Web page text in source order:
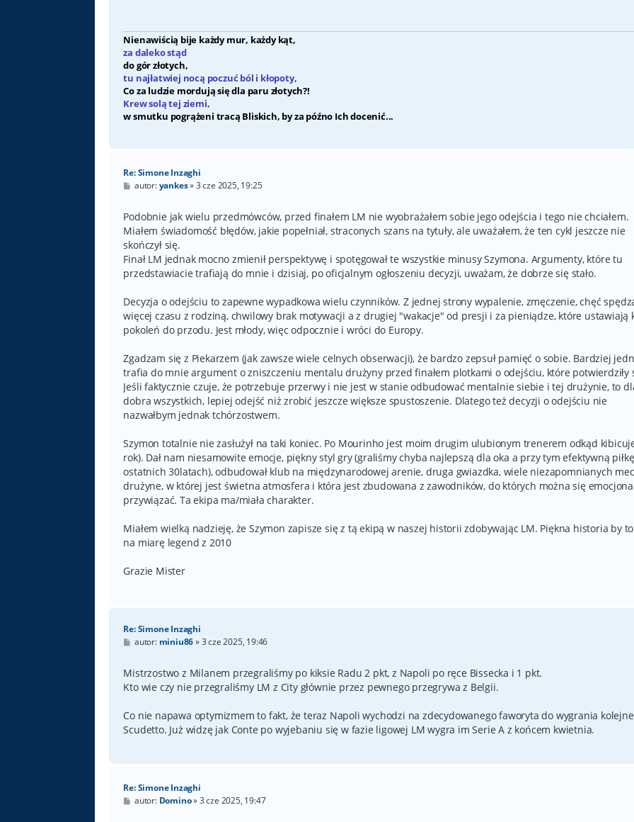
Nienawiścią bije każdy mur, każdy kąt,
za daleko stąd
do gór złotych,
tu najłatwiej nocą poczuć ból i kłopoty,
Co za ludzie mordują się dla paru złotych?!
Krew solą tej ziemi,
w smutku pogrążeni tracą Bliskich, by za późno Ich docenić...
Re: Simone Inzaghi
P
t
autor:yankes»3 cze 2025, 19:25
Podobnie jak wielu przedmówców, przed finałem LM nie wyobrażałem sobie jego odejścia i tego nie chciałem.
Miałem świadomość błędów, jakie popełniał, straconych szans na tytuły, ale uważałem, że ten cykl jeszcze nie
skończył się.
Finał LM jednak mocno zmienił perspektywę i spotęgował te wszystkie minusy Szymona. Argumenty, które tu
przedstawiacie trafiają do mnie i dzisiaj, po oficjalnym ogłoszeniu decyzji, uważam, że dobrze się stało.
Decyzja o odejściu to zapewne wypadkowa wielu czynników. Z jednej strony wypalenie, zmęczenie, chęć
więcej czasu z rodziną, chwilowy brak motywacji a z drugiej "wakacje" od presji i za pieniądze, które ustawiają
pokoleń do przodu. Jest młody, więc odpocznie i wróci do Europy.
Zgadzam się z Piekarzem (jak zawsze wiele celnych obserwacji), że bardzo zepsuł pamięć o sobie. Bardziej
trafia do mnie argument o zniszczeniu mentalu drużyny przed finałem plotkami o odejściu, które potwierdziły
Jeśli faktycznie czuje, że potrzebuje przerwy i nie jest w stanie odbudować mentalnie siebie i tej drużynie, to
dobra wszystkich, lepiej odejść niż zrobić jeszcze większe spustoszenie. Dlatego też decyzji o odejściu nie
nazwałbym jednak tchórzostwem.
Szymon totalnie nie zasłużył na taki koniec. Po Mourinho jest moim drugim ulubionym trenerem odkąd
rok). Dał nam niesamowite emocje, piękny styl gry (graliśmy chyba najlepszą dla oka a przy tym efektywną
ostatnich 30latach), odbudował klub na międzynarodowej arenie, druga gwiazdka, wiele niezapomnianych
drużyne, w której jest świetna atmosfera i która jest zbudowana z zawodników, do których można się
przywiązać. Ta ekipa ma/miała charakter.
Miałem wielką nadzieję, że Szymon zapisze się z tą ekipą w naszej historii zdobywając LM. Piękna historia by to
na miarę legend z 2010
Grazie Mister
Re: Simone Inzaghi
P
t
autor: miniu86»3 cze 2025, 19:46
Mistrzostwo z Milanem przegraliśmy po kiksie Radu 2 pkt, z Napoli po ręce Bissecka i 1 pkt.
Kto wie czy nie przegraliśmy LM z City głównie przez pewnego przegrywa z Belgii.
Co nie napawa optymizmem to fakt, że teraz Napoli wychodzi na zdecydowanego faworyta do wygrania
Scudetto. Już widzę jak Conte po wyjebaniu się w fazie ligowej LM wygra im Serie A z końcem kwietnia.
Re: Simone Inzaghi
Pautor: Domino»3 cze 2025, 19:47